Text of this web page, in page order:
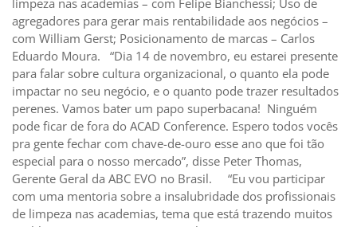
agregadores para gerar mais rentabilidade aos negócios –
com William Gerst; Posicionamento de marcas – Carlos
Eduardo Moura. “Dia 14 de novembro, eu estarei presente
para falar sobre cultura organizacional, o quanto ela pode
impactar no seu negócio, e o quanto pode trazer resultados
perenes. Vamos bater um papo superbacana! Ninguém
pode ficar de fora do ACAD Conference. Espero todos vocês
pra gente fechar com chave-de-ouro esse ano que foi tão
especial para o nosso mercado”, disse Peter Thomas,
Gerente Geral da ABC EVO no Brasil. “Eu vou participar
com uma mentoria sobre a insalubridade dos profissionais
de limpeza nas academias, tema que está trazendo muitos